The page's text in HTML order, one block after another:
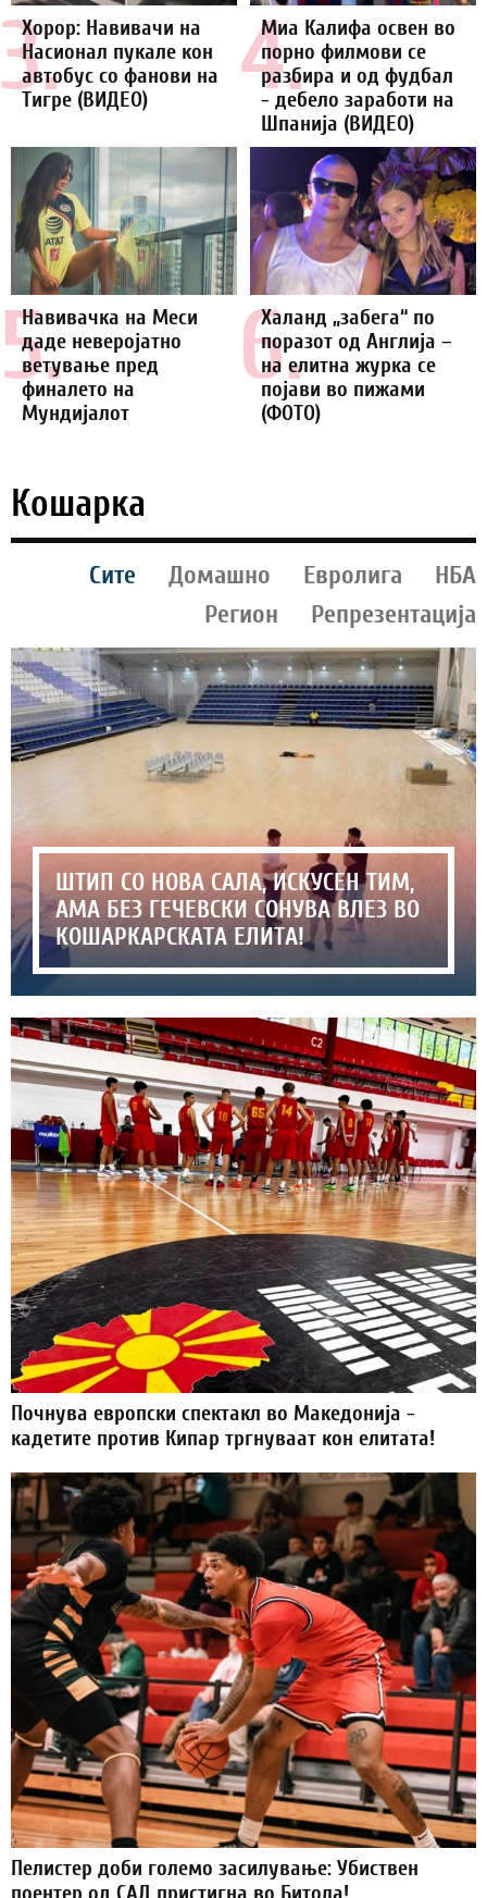
3.
Хорор: Навивачи на
Насионал пукале кон
автобус со фанови на
Тигре (ВИДЕО)
4.
Миа Калифа освен во
порно филмови се
разбира и од фудбал
- дебело заработи на
Шпанија (ВИДЕО)
5.
Навивачка на Меси
даде неверојатно
ветување пред
финалето на
Мундијалот
6.
Халанд „забега“ по
поразот од Англија –
на елитна журка се
појави во пижами
(ФОТО)
Кошарка
Сите Домашно Евролига
НБА
Регион
Репрезентација
ШТИП СО НОВА САЛА, ИСКУСЕН ТИМ,
АМА БЕЗ ГЕЧЕВСКИ СОНУВА ВЛЕЗ ВО
КОШАРКАРСКАТА ЕЛИТА!
Почнува европски спектакл во Македонија -
кадетите против Кипар тргнуваат кон елитата!
Пелистер доби големо засилување: Убиствен